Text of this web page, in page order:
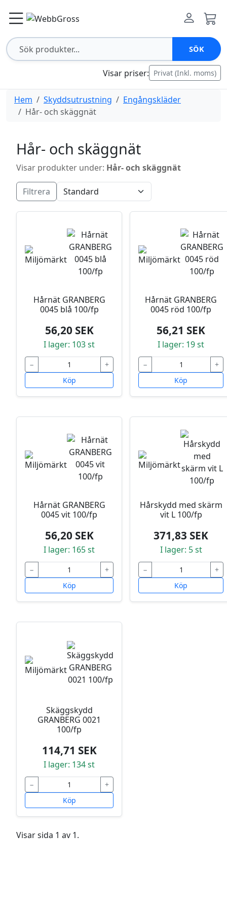
SÖK
Visar priser: Privat (Inkl. moms)
Hem Skyddsutrustning
Engångskläder
Hår- och skäggnät
Hår- och skäggnät
Visar produkter under: Hår- och skäggnät
Filtrera
Hårnät GRANBERG
0045 blå 100/fp
56,20 SEK
I lager: 103 st
−
+
Köp
Hårnät GRANBERG
0045 röd 100/fp
56,21 SEK
I lager: 19 st
−
+
Köp
Hårnät GRANBERG
0045 vit 100/fp
56,20 SEK
I lager: 165 st
−
+
Köp
Hårskydd med skärm
vit L 100/fp
371,83 SEK
I lager: 5 st
−
+
Köp
Skäggskydd
GRANBERG 0021
100/fp
114,71 SEK
I lager: 134 st
−
+
Köp
Visar sida 1 av 1.